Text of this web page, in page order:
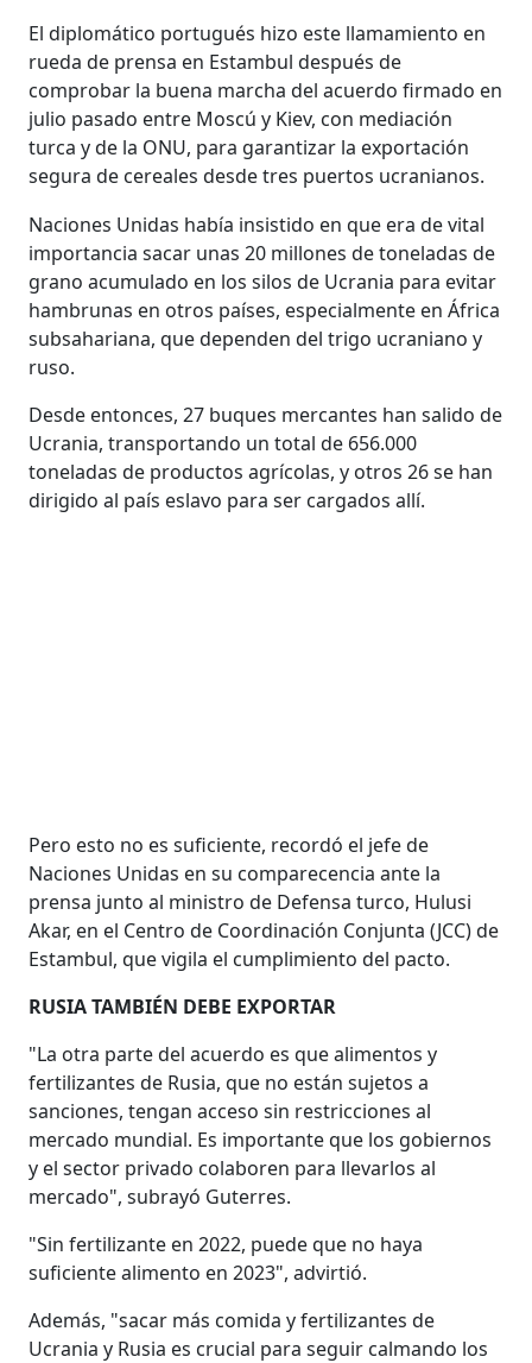
El diplomático portugués hizo este llamamiento en
rueda de prensa en Estambul después de
comprobar la buena marcha del acuerdo firmado en
julio pasado entre Moscú y Kiev, con mediación
turca y de la ONU, para garantizar la exportación
segura de cereales desde tres puertos ucranianos.
Naciones Unidas había insistido en que era de vital
importancia sacar unas 20 millones de toneladas de
grano acumulado en los silos de Ucrania para evitar
hambrunas en otros países, especialmente en África
subsahariana, que dependen del trigo ucraniano y
ruso.
Desde entonces, 27 buques mercantes han salido de
Ucrania, transportando un total de 656.000
toneladas de productos agrícolas, y otros 26 se han
dirigido al país eslavo para ser cargados allí.
Pero esto no es suficiente, recordó el jefe de
Naciones Unidas en su comparecencia ante la
prensa junto al ministro de Defensa turco, Hulusi
Akar, en el Centro de Coordinación Conjunta (JCC) de
Estambul, que vigila el cumplimiento del pacto.
RUSIA TAMBIÉN DEBE EXPORTAR
"La otra parte del acuerdo es que alimentos y
fertilizantes de Rusia, que no están sujetos a
sanciones, tengan acceso sin restricciones al
mercado mundial. Es importante que los gobiernos
y el sector privado colaboren para llevarlos al
mercado", subrayó Guterres.
"Sin fertilizante en 2022, puede que no haya
suficiente alimento en 2023", advirtió.
Además, "sacar más comida y fertilizantes de
Ucrania y Rusia es crucial para seguir calmando los